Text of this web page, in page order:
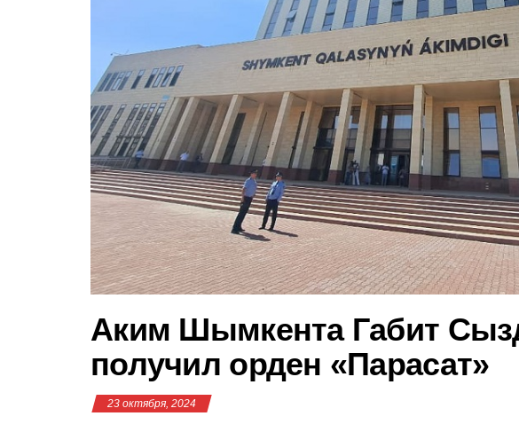
Аким Шымкента Габит
получил орден «Парасат»
23 октября, 2024